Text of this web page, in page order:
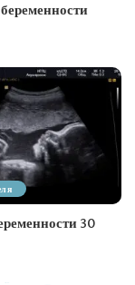
30